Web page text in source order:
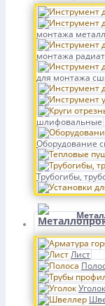
монтажа
монтажа
для монтажа
шлифовальные
Оборудование
Трубогибы,
Лист
Уголок